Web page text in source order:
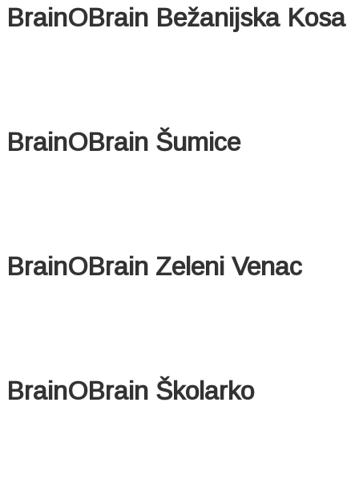
BrainOBrain Bežanijska Kosa
BrainOBrain Šumice
BrainOBrain Zeleni Venac
BrainOBrain Školarko